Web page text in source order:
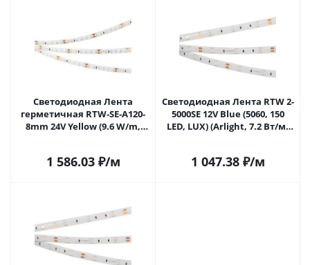
Светодиодная Лента
герметичная RTW-SE-A120-
8mm 24V Yellow (9.6 W/m,
Саратове
1 586.03₽/м
Светодиодная Лента RTW 2-
5000SE 12V Blue (5060, 150
LED, LUX) (Arlight, 7.2 Вт/м,
1 047.38₽/м